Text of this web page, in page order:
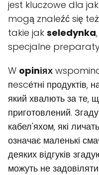
jest kluczowe dla
mogą znaleźć się
takie jak seledynka,
specjalne
W opinіях
пescе́тні продуктів,
який хвалють за те,
приготовлений.
кабел'яхом, які
означає маленькі
деяких відгуків
можуть не